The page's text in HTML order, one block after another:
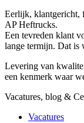
Eerlijk, klantgericht,
AP Heftrucks.
Een tevreden klant
lange termijn. Dat is
Levering van
een kenmerk waar
Vacatures, blog &
Vacatures